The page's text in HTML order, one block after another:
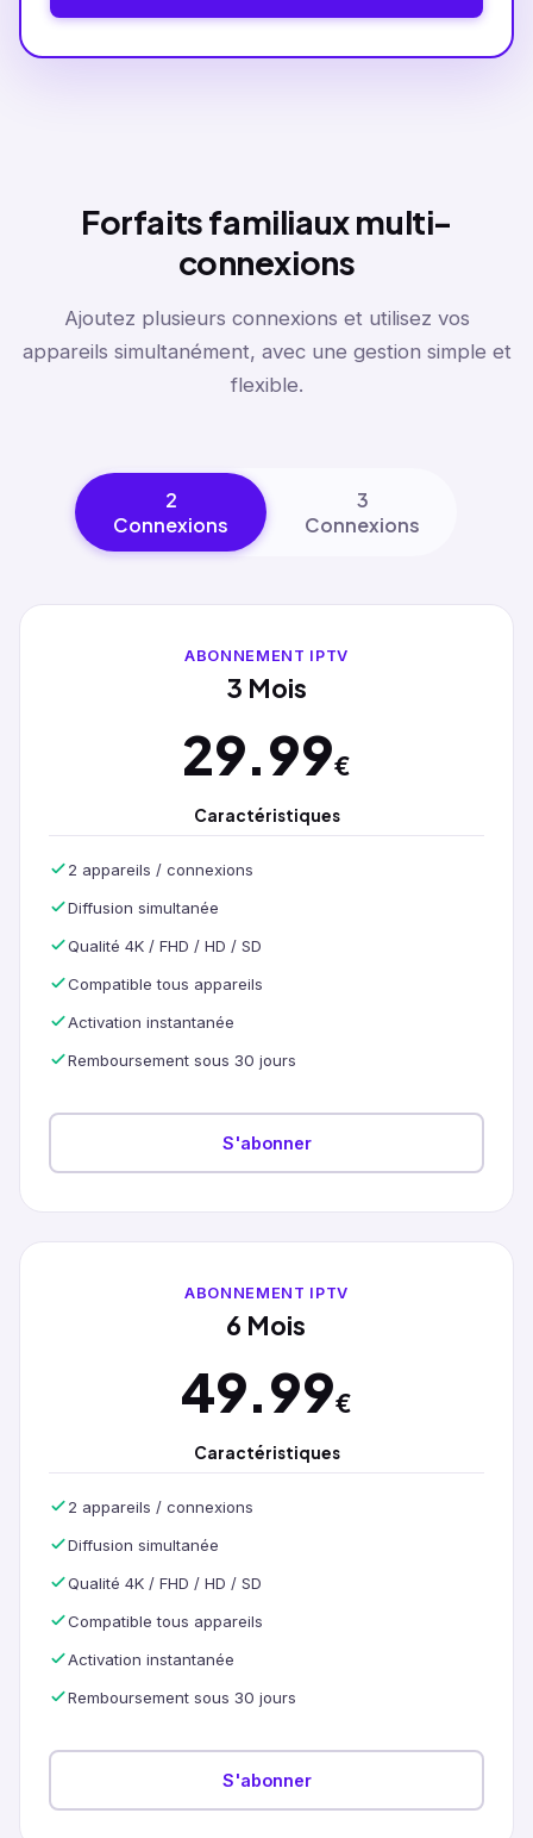
Forfaits familiaux multi-
connexions
Ajoutez plusieurs connexions et utilisez vos
appareils simultanément, avec une gestion simple et
flexible.
2
Connexions
3
Connexions
ABONNEMENT IPTV
3 Mois
29.99€
Caractéristiques
2 appareils / connexions
Diffusion simultanée
Qualité 4K / FHD / HD / SD
Compatible tous appareils
Activation instantanée
Remboursement sous 30 jours
S'abonner
ABONNEMENT IPTV
6 Mois
49.99€
Caractéristiques
2 appareils / connexions
Diffusion simultanée
Qualité 4K / FHD / HD / SD
Compatible tous appareils
Activation instantanée
Remboursement sous 30 jours
S'abonner